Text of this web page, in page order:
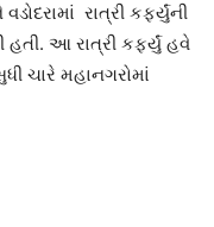
રાત્રી કર્ફ્યુંની
આ રાત્રી કર્ફ્યું હવે
ચારે મહાનગરોમાં